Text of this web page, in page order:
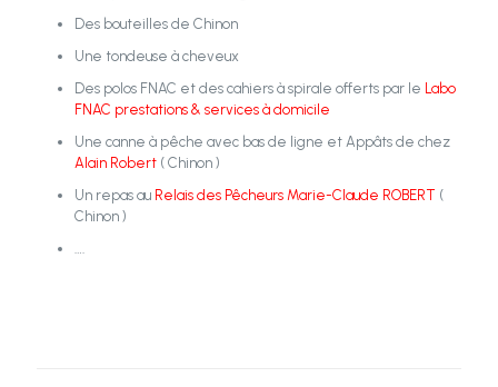
Des bouteilles de Chinon
Une tondeuse à cheveux
Des polos FNAC et des cahiers à spirale offerts par le Labo
FNAC prestations & services à domicile
Une canne à pêche avec bas de ligne et Appâts de chez
Alain Robert( Chinon )
Un repas au Relais des Pêcheurs Marie-Claude ROBERT (
Chinon )
….